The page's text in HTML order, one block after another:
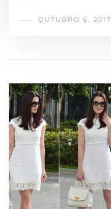
OUTUBRO 6, 2017